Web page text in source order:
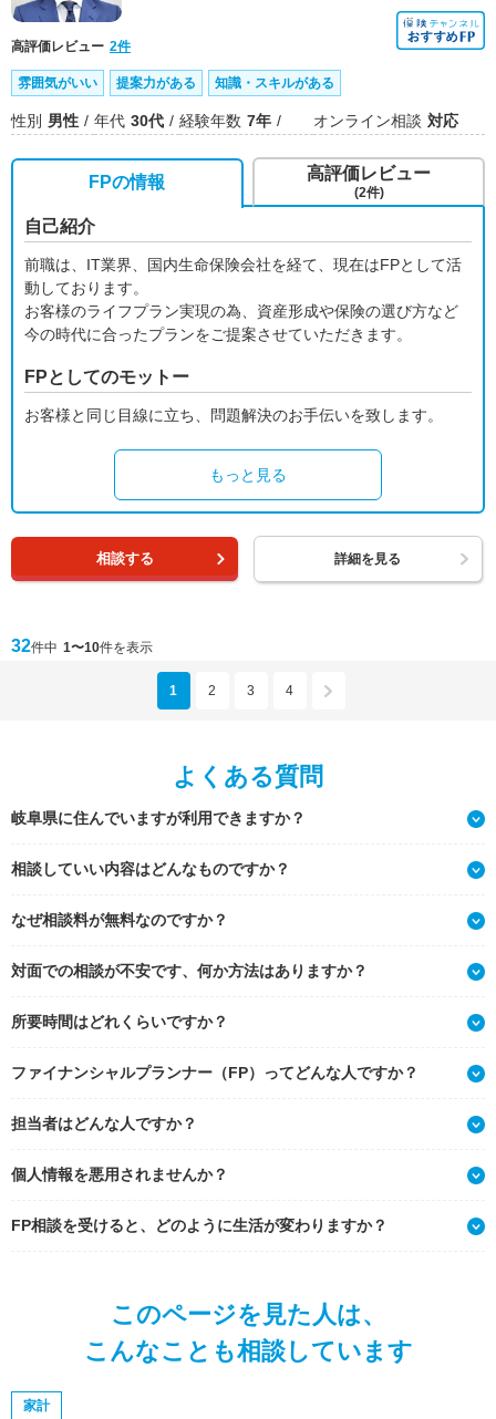
高評価レビュー 2件
雰囲気がいい 提案力がある 知識・スキルがある
性別 男性 年代 30代 経験年数 7年 オンライン相談 対応
FPの情報
自己紹介
前職は、IT業界、国内生命保険会社を経て、現在はFPとして活
動しております。
お客様のライフプラン実現の為、資産形成や保険の選び方など
今の時代に合ったプランをご提案させていただきます。
FPとしてのモットー
お客様と同じ目線に立ち、問題解決のお手伝いを致します。
もっと見る
高評価レビュー
(2件)
相談する 詳細を見る
32件中 1〜10件を表示
1 2 3 4
よくある質問
岐阜県に住んでいますが利用できますか？
相談していい内容はどんなものですか？
なぜ相談料が無料なのですか？
対面での相談が不安です、何か方法はありますか？
所要時間はどれくらいですか？
ファイナンシャルプランナー（FP）ってどんな人ですか？
担当者はどんな人ですか？
個人情報を悪用されませんか？
FP相談を受けると、どのように生活が変わりますか？
このページを見た人は、
こんなことも相談しています
家計